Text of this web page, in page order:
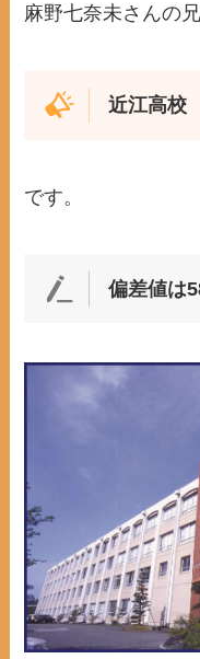
麻野七奈未さんの
近江高校
です。
偏差値は